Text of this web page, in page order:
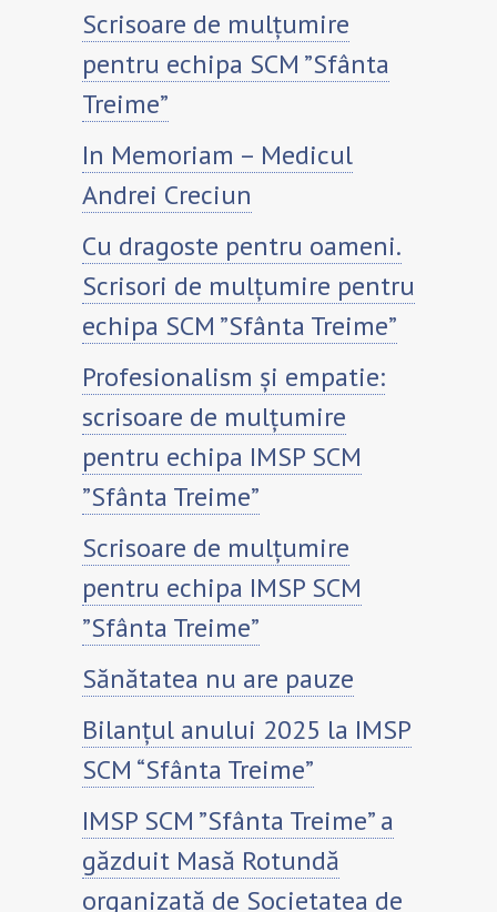
Scrisoare de mulțumire
pentru echipa SCM ”Sfânta
Treime”
In Memoriam – Medicul
Andrei Creciun
Cu dragoste pentru oameni.
Scrisori de mulțumire pentru
echipa SCM ”Sfânta Treime”
Profesionalism și empatie:
scrisoare de mulțumire
pentru echipa IMSP SCM
”Sfânta Treime”
Scrisoare de mulțumire
pentru echipa IMSP SCM
”Sfânta Treime”
Sănătatea nu are pauze
Bilanțul anului 2025 la IMSP
SCM “Sfânta Treime”
IMSP SCM ”Sfânta Treime” a
găzduit Masă Rotundă
organizată de Societatea de